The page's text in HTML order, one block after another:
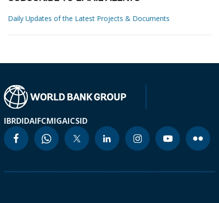
Daily Updates of the Latest Projects & Documents
IBRDIDAIFCMIGAICSID